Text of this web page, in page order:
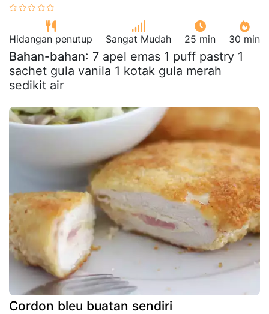
Hidangan penutup Sangat Mudah 25 min 30 min
Bahan-bahan: 7 apel emas 1 puff pastry 1
sachet gula vanila 1 kotak gula merah
sedikit air
Cordon bleu buatan sendiri